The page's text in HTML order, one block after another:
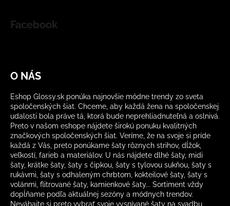
Facebook
O NÁS
Eshop Glossy.sk ponúka najnovšie módne trendy zo sveta
spoločenských šiat. Chceme, aby každá žena na spoločenskej
udalosti bola práve tá, ktorá bude neprehliadnuteľná a oslnivá.
Preto v našom eshope nájdete širokú ponuku kvalitných
značkových spoločenských šiat. Veríme, že na svoje si príde
každá z Vás, preto ponúkame šaty rôznych strihov, dĺžok,
veľkostí, farieb a materiálov. U nás nájdete dlhé šaty, midi
šaty, krátke šaty, šaty s čipkou, šaty s tylovou sukňou, šaty s
rukávmi, šaty s odhaleným chrbtom, kokteilové šaty, šaty s
volánmi, flitrované šaty, kamienkové šaty... Sortiment vždy
dopĺňame podľa aktuálnej sezóny a módnych trendov.
Neváhajte si preto vybrať svoje vysnívané šaty na svadbu,